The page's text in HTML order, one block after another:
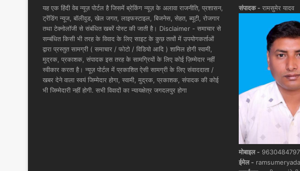
यह एक हिंदी वेब न्यूज़ पोर्टल है जिसमें ब्रेकिंग न्यूज़ के अलावा राजनीति, प्रशासन,
ट्रेंडिंग न्यूज, बॉलीवुड, खेल जगत, लाइफस्टाइल, बिजनेस, सेहत, ब्यूटी, रोजगार
तथा टेक्नोलॉजी से संबंधित खबरें पोस्ट की जाती है। Disclaimer - समाचार से
सम्बंधित किसी भी तरह के विवाद के लिए साइट के कुछ तत्वों में उपयोगकर्ताओं
द्वारा प्रस्तुत सामग्री ( समाचार / फोटो / विडियो आदि ) शामिल होगी स्वामी,
मुद्रक, प्रकाशक, संपादक इस तरह के सामग्रियों के लिए कोई ज़िम्मेदार नहीं
स्वीकार करता है। न्यूज़ पोर्टल में प्रकाशित ऐसी सामग्री के लिए संवाददाता /
खबर देने वाला स्वयं जिम्मेदार होगा, स्वामी, मुद्रक, प्रकाशक, संपादक की कोई
भी जिम्मेदारी नहीं होगी. सभी विवादों का न्यायक्षेत्र जगदलपुर होगा
संपादक - रामसुमेर यादव
मोबाइल - 9630484797
ईमेल -